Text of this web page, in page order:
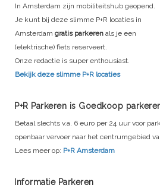
In Amsterdam zijn mobiliteitshub geopend.
Je kunt bij deze slimme P+R locaties in
Amsterdam gratis parkeren als je een
(elektrische) fiets reserveert.
Onze redactie is super enthousiast.
Bekijk deze slimme P+R locaties
P+R Parkeren is Goedkoop
Betaal slechts v.a. 6 euro per 24 uur voor
openbaar vervoer naar het centrumgebied
Lees meer op: P+R Amsterdam
Informatie Parkeren